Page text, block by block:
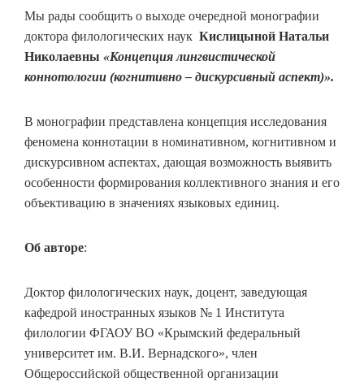
Мы рады сообщить о выходе очередной монографии
доктора филологических наук Кислицыной Натальи
Николаевны «Концепция лингвистической
коннотологии (когнитивно – дискурсивный аспект)».
В монографии представлена концепция исследования
феномена коннотации в номинативном, когнитивном и
дискурсивном аспектах, дающая возможность выявить
особенности формирования коллективного знания и его
объективацию в значениях языковых единиц.
Об авторе:
Доктор филологических наук, доцент, заведующая
кафедрой иностранных языков № 1 Института
филологии ФГАОУ ВО «Крымский федеральный
университет им. В.И. Вернадского», член
Общероссийской общественной организации